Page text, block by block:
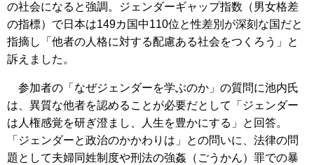
の社会になると強調。ジェンダーギャップ指数（男女格差
の指標）で日本は149カ国中110位と性差別が深刻な国だと
指摘し「他者の人格に対する配慮ある社会をつくろう」と
訴えました。
参加者の「なぜジェンダーを学ぶのか」の質問に池内氏
は、異質な他者を認めることが必要だとして「ジェンダー
は人権感覚を研ぎ澄まし、人生を豊かにする」と回答。
「ジェンダーと政治のかかわりは」との問いに、法律の問
題として夫婦同姓制度や刑法の強姦（ごうかん）罪での暴